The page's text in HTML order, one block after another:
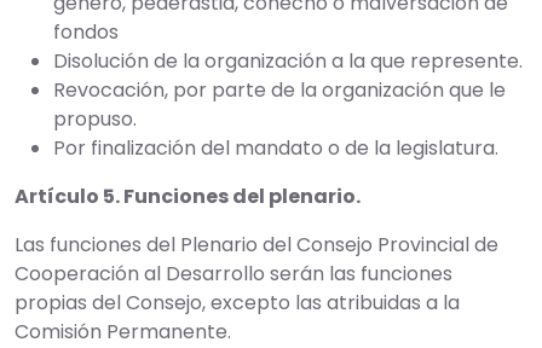
fondos
Disolución de la organización a la que represente.
Revocación, por parte de la organización que le
propuso.
Por finalización del mandato o de la legislatura.
Artículo 5. Funciones del plenario.
Las funciones del Plenario del Consejo Provincial de
Cooperación al Desarrollo serán las funciones
propias del Consejo, excepto las atribuidas a la
Comisión Permanente.